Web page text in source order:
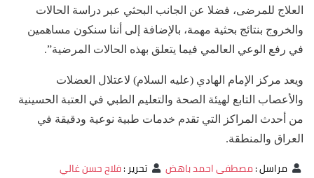
العلاج للمرضى، فضلا عن الجانب البحثي عبر دراسة الحالات
والخروج بنتائج بحثية مهمة، بالإضافة إلى أننا سنكون مساهمين
في رفع الوعي العالمي فيما يتعلق بهذه الحالات المرضية”.
ويعد مركز الإمام الهادي (عليه السلام) لاعتلال العضلات
والأعصاب التابع لهيئة الصحة والتعليم الطبي في العتبة الحسينية
من أحدث المراكز التي تقدم خدمات طبية نوعية ودقيقة في
العراق والمنطقة.
مراسل:مصطفى احمد باهض تحرير:فلاح حسن غالي